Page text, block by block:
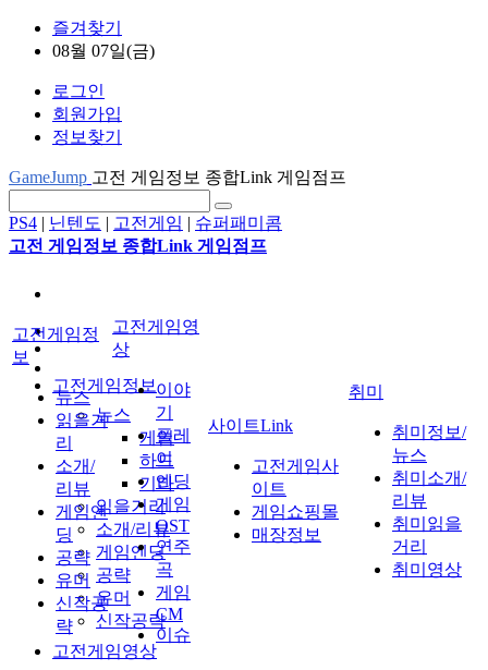
즐겨찾기
08월 07일(금)
로그인
회원가입
정보찾기
GameJump 고전 게임정보 종합Link 게임점프
PS4 | 닌텐도 | 고전게임 | 슈퍼패미콤
고전 게임정보 종합Link 게임점프
고전게임정보
뉴스
게임
하드
기타
읽을거리
소개/리뷰
게임엔딩
공략
유머
신작공략
고전게임영상
고전게임정
보
뉴스
읽을거
리
소개/
리뷰
게임엔
딩
공략
유머
신작공
략
고전게임영
상
이야
기
플레
이
엔딩
게임
OST
연주
곡
게임
CM
이슈
사이트Link
고전게임사
이트
게임쇼핑몰
매장정보
취미
취미정보/
뉴스
취미소개/
리뷰
취미읽을
거리
취미영상